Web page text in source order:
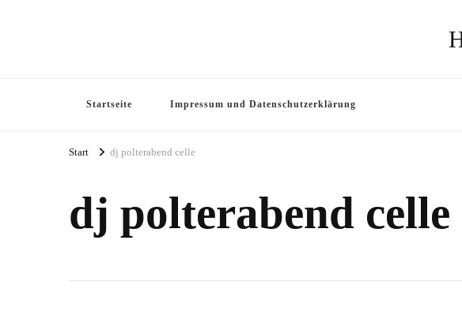
Startseite Impressum und Datenschutzerklärung
Start dj polterabend celle
dj polterabend celle